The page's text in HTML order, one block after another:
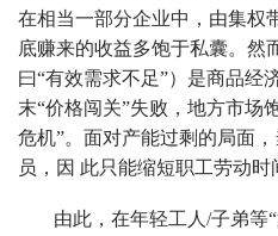
在相当一部分企业中，由集权
底赚来的收益多饱于私囊。然
曰“有效需求不足”）是商品经
末“价格闯关”失败，地方市场
危机”。面对产能过剩的局面
员，因 此只能缩短职工劳动时
由此，在年轻工人/子弟等